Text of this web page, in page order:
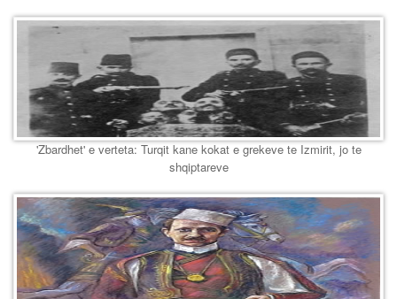
'Zbardhet' e verteta: Turqit kane kokat e grekeve te Izmirit, jo te
shqiptareve